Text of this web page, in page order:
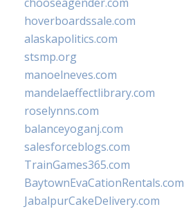
hoverboardssale.com
alaskapolitics.com
stsmp.org
manoelneves.com
mandelaeffectlibrary.com
roselynns.com
balanceyoganj.com
salesforceblogs.com
TrainGames365.com
BaytownEvaCationRentals.com
JabalpurCakeDelivery.com